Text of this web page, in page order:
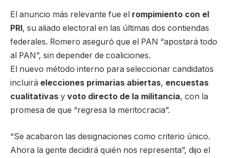
El anuncio más relevante fue el rompimiento con el
PRI , su aliado electoral en las últimas dos contiendas
federales. Romero aseguró que el PAN “apostará todo
al PAN”, sin depender de coaliciones.
El nuevo método interno para seleccionar candidatos
incluirá elecciones primarias abiertas, encuestas
cualitativas y voto directo de la militancia, con la
promesa de que “regresa la meritocracia”.
“Se acabaron las designaciones como criterio único.
Ahora la gente decidirá quién nos representa”, dijo el